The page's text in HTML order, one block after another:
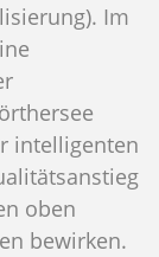
Im
intelligenten
oben
bewirken.